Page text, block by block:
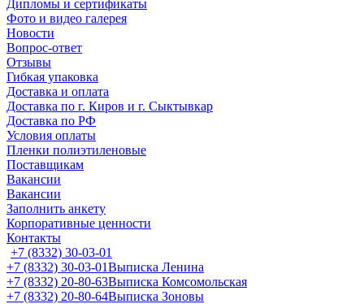
Дипломы и сертификаты
Фото и видео галерея
Новости
Вопрос-ответ
Отзывы
Гибкая упаковка
Доставка и оплата
Доставка по г. Киров и г. Сыктывкар
Доставка по РФ
Условия оплаты
Пленки полиэтиленовые
Поставщикам
Вакансии
Вакансии
Заполнить анкету
Корпоративные ценности
Контакты
+7 (8332) 30-03-01
+7 (8332) 30-03-01Выписка Ленина
+7 (8332) 20-80-63Выписка Комсомольская
+7 (8332) 20-80-64Выписка Зоновы